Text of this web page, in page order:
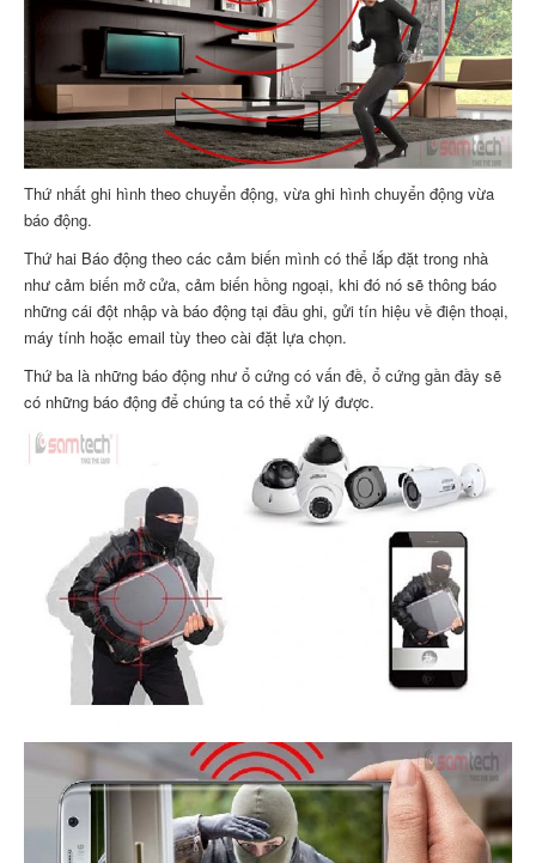
Thứ nhất ghi hình theo chuyển động, vừa ghi hình chuyển động vừa
báo động.
Thứ hai Báo động theo các cảm biến mình có thể lắp đặt trong nhà
như cảm biến mở cửa, cảm biến hồng ngoại, khi đó nó sẽ thông báo
những cái đột nhập và báo động tại đầu ghi, gửi tín hiệu về điện thoại,
máy tính hoặc email tùy theo cài đặt lựa chọn.
Thứ ba là những báo động như ổ cứng có vấn đề, ổ cứng gần đầy sẽ
có những báo động để chúng ta có thể xử lý được.